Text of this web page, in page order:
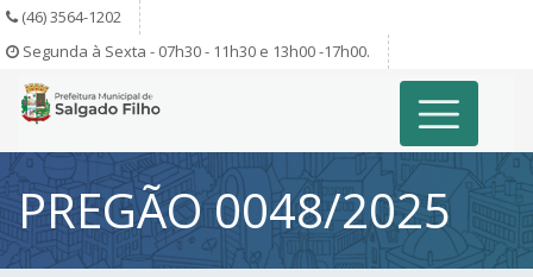
(46) 3564-1202
Segunda à Sexta - 07h30 - 11h30 e 13h00 -17h00.
PREGÃO 0048/2025